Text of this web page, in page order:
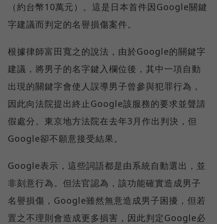
（約台幣10萬元）。這是日本首件因Google關鍵
字建議而判定的名譽損傷案件。
根據律師富田寬之的說法，由於Google的關鍵字
建議，將男子的名字鍵入欄位後，其中一項自動
出現的關鍵字會使人誤導男子曾參與犯罪行為，
因此向法院提出終止Google該服務的要求並聲請
假處分。東京地方法院在去年3月作出判決，但
Google卻不願意接受結果。
Google表示，這些詞語都是由系統自動選出，並
非刻意行為。但法官認為，該功能確實造成男子
名譽損傷，Google雖然無意造成男子困擾，但若
置之不理則會造成更多損害，因此判定Google必